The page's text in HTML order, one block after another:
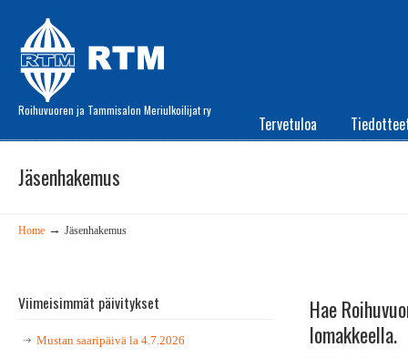
Roihuvuoren ja Tammisalon Meriulkoilijat ry
Tervetuloa
Jäsenhakemus
Home → Jäsenhakemus
Hae
lomakkeella.
Viimeisimmät päivitykset
Mustan saaripäivä la 4.7.2026